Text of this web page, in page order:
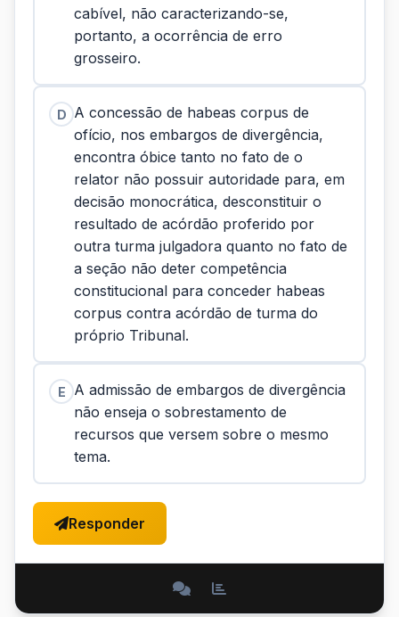
cabível, não caracterizando-se,
portanto, a ocorrência de erro
grosseiro.
D A concessão de habeas corpus de
ofício, nos embargos de divergência,
encontra óbice tanto no fato de o
relator não possuir autoridade para, em
decisão monocrática, desconstituir o
resultado de acórdão proferido por
outra turma julgadora quanto no fato de
a seção não deter competência
constitucional para conceder habeas
corpus contra acórdão de turma do
próprio Tribunal.
E
A admissão de embargos de divergência
não enseja o sobrestamento de
recursos que versem sobre o mesmo
tema.
Responder